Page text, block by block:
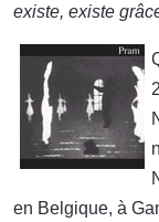
existe, existe
en Belgique, à